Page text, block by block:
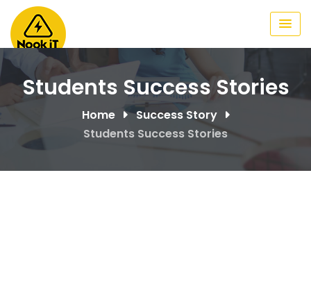
Skip
to
content
Students Success Stories
Home
Success Story
Students Success Stories